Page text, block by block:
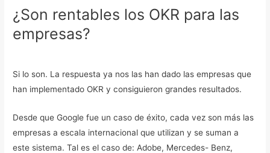
¿Son rentables los OKR para las
empresas?
Si lo son. La respuesta ya nos las han dado las empresas que
han implementado OKR y consiguieron grandes resultados.
Desde que Google fue un caso de éxito, cada vez son más las
empresas a escala internacional que utilizan y se suman a
este sistema. Tal es el caso de: Adobe, Mercedes- Benz,